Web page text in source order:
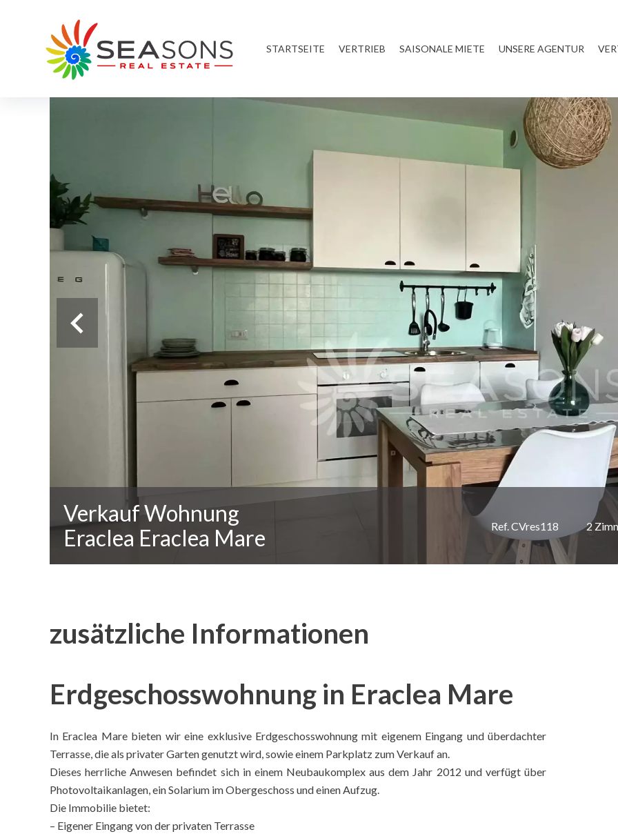
STARTSEITE VERTRIEB SAISONALE MIETE UNSERE AGENTUR
Verkauf Wohnung
Eraclea Eraclea Mare
Ref. CVres118 2
zusätzliche Informationen
Erdgeschosswohnung in Eraclea Mare
In Eraclea Mare bieten wir eine exklusive Erdgeschosswohnung mit eigenem Eingang und überdachter
Terrasse, die als privater Garten genutzt wird, sowie einem Parkplatz zum Verkauf an.
Dieses herrliche Anwesen befindet sich in einem Neubaukomplex aus dem Jahr 2012 und verfügt über
Photovoltaikanlagen, ein Solarium im Obergeschoss und einen Aufzug.
Die Immobilie bietet:
– Eigener Eingang von der privaten Terrasse